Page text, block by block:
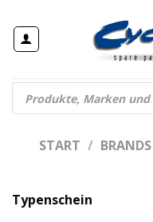
Inhalt
springen
Products
search
START / BRANDS
Typenschein